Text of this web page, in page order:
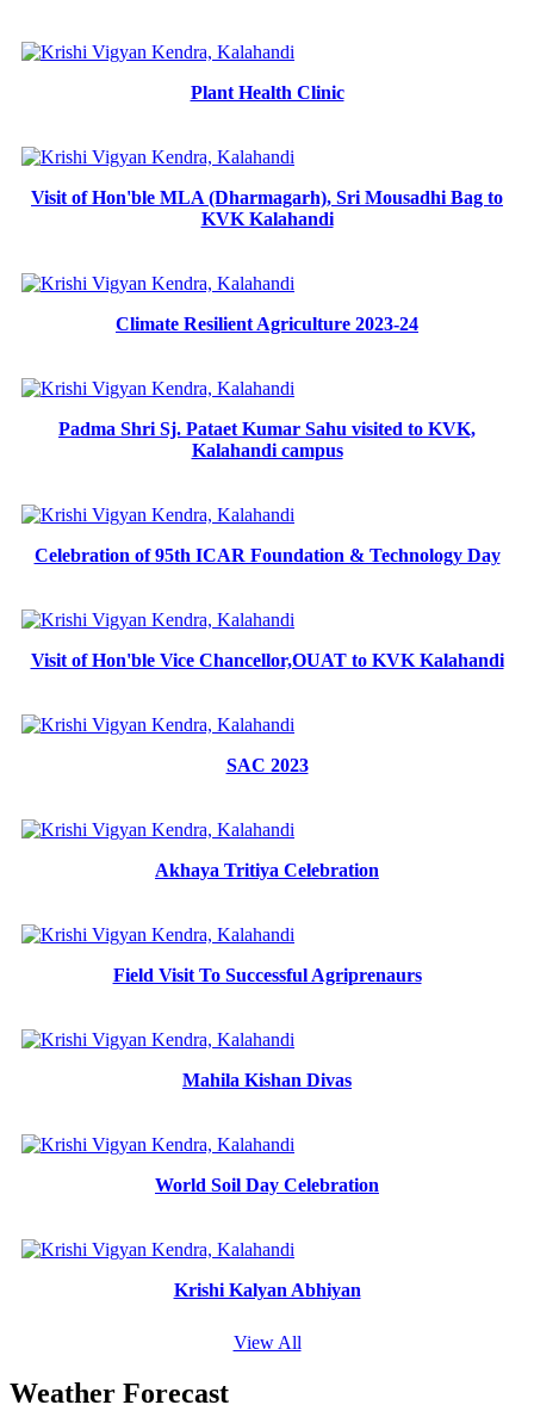
Plant Health Clinic
Visit of Hon'ble MLA (Dharmagarh), Sri Mousadhi Bag to
KVK Kalahandi
Climate Resilient Agriculture 2023-24
Padma Shri Sj. Pataet Kumar Sahu visited to KVK,
Kalahandi campus
Celebration of 95th ICAR Foundation & Technology Day
Visit of Hon'ble Vice Chancellor,OUAT to KVK Kalahandi
SAC 2023
Akhaya Tritiya Celebration
Field Visit To Successful Agriprenaurs
Mahila Kishan Divas
World Soil Day Celebration
Krishi Kalyan Abhiyan
View All
Weather Forecast